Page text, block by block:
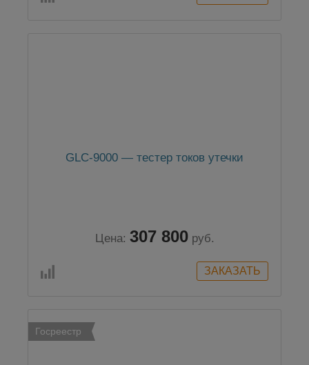
GLC-9000 — тестер токов утечки
Цена: 307 800 руб.
Госреестр